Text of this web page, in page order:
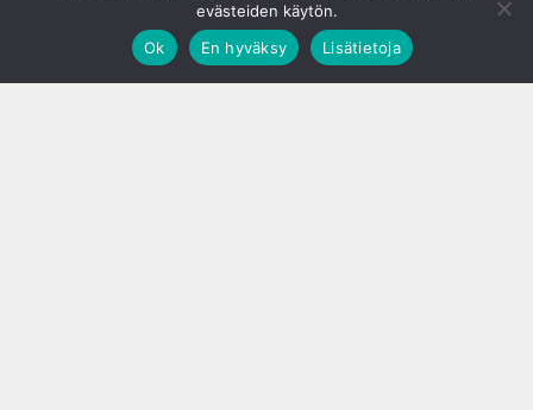
evästeiden käytön.
Ok
En hyväksy Lisätietoja